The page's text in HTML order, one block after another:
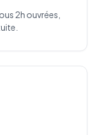
2h ouvrées,